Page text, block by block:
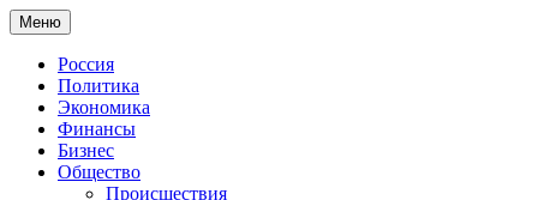
Меню
Россия
Политика
Экономика
Финансы
Бизнес
Общество
Происшествия